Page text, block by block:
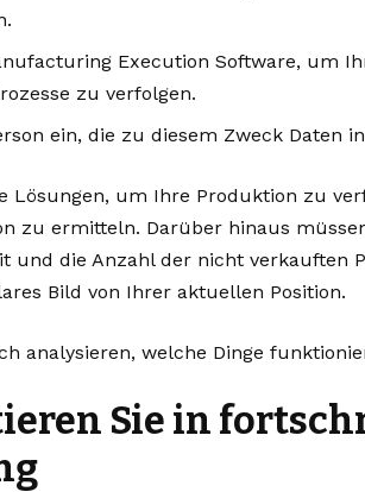
Execution Software, um
zu verfolgen.
ein, die zu diesem Zweck Daten
Lösungen, um Ihre Produktion zu
zu ermitteln. Darüber hinaus
und die Anzahl der nicht verkauften
Bild von Ihrer aktuellen Position.
analysieren, welche Dinge
Sie in